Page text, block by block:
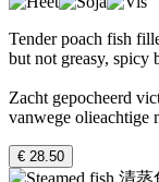
Tender poach fish
but not greasy, spicy
Zacht gepocheerd
vanwege olieachtige
€ 28.50